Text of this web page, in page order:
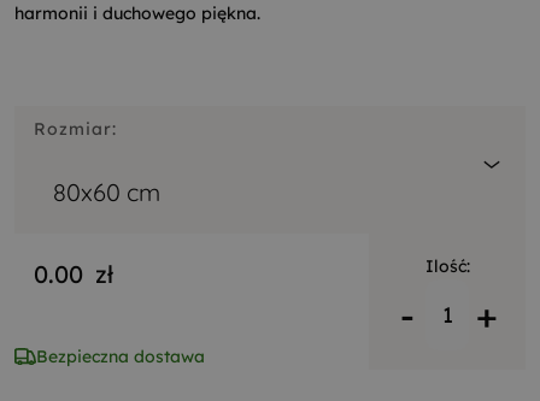
harmonii i duchowego piękna.
Rozmiar:
80x60 cm
0.00 zł
Bezpieczna dostawa
Ilość:
- +